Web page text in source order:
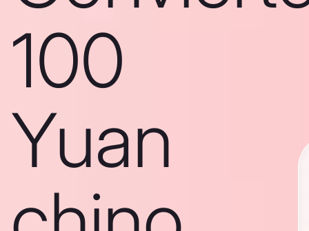
100
Yuan